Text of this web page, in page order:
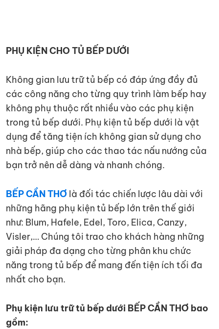
NGÀNH
PHỤ KIỆN CHO TỦ BẾP DƯỚI
Không gian lưu trữ tủ bếp có đáp ứng đầy đủ
các công năng cho từng quy trình làm bếp hay
không phụ thuộc rất nhiều vào các phụ kiện
trong tủ bếp dưới. Phụ kiện tủ bếp dưới là vật
dụng để tăng tiện ích không gian sử dụng cho
nhà bếp, giúp cho các thao tác nấu nướng của
bạn trở nên dễ dàng và nhanh chóng.
BẾP CẦN THƠ là đối tác chiến lược lâu dài với
những hãng phụ kiện tủ bếp lớn trên thế giới
như: Blum, Hafele, Edel, Toro, Elica, Canzy,
Visler,… Chúng tôi trao cho khách hàng những
giải pháp đa dạng cho từng phân khu chức
năng trong tủ bếp để mang đến tiện ích tối đa
nhất cho bạn.
Phụ kiện lưu trữ tủ bếp dưới BẾP CẦN THƠ bao
gồm: